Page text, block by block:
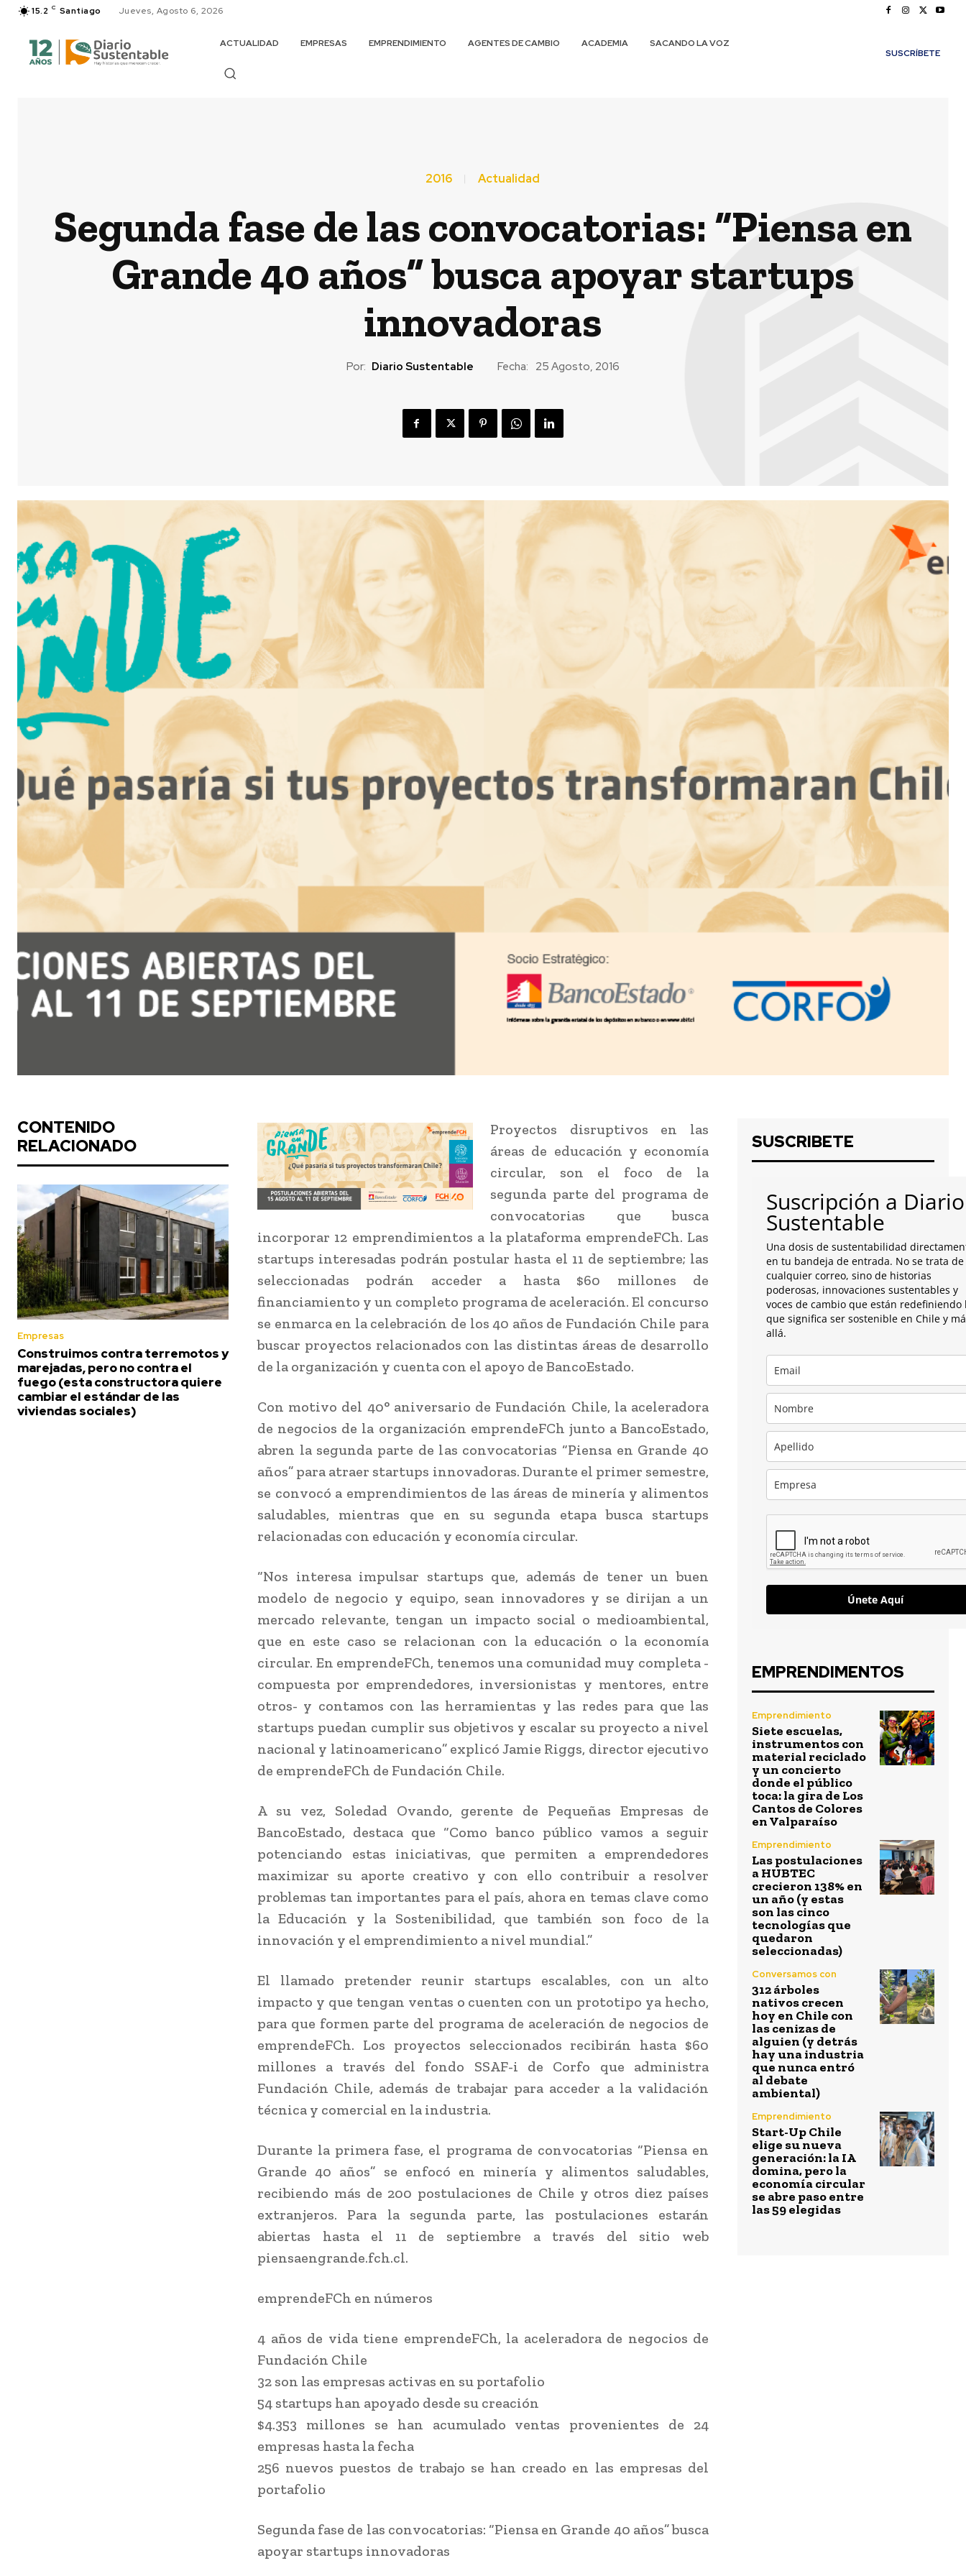
15.2 C Santiago Jueves, Agosto 6, 2026
ACTUALIDAD EMPRESAS EMPRENDIMIENTO AGENTES DE CAMBIO ACADEMIA
SACANDO LA VOZ
SUSCRÍBETE
2016 Actualidad
Segunda fase de las convocatorias: “Piensa en
Grande 40 años” busca apoyar startups
innovadoras
Por: Diario Sustentable Fecha: 25 Agosto, 2016
CONTENIDO
RELACIONADO
Empresas
Construimos contra terremotos y
marejadas, pero no contra el
fuego (esta constructora quiere
cambiar el estándar de las
viviendas sociales)
Proyectos disruptivos en las
áreas de educación y economía
circular, son el foco de la
segunda parte del programa de
convocatorias que busca
incorporar 12 emprendimientos a la plataforma emprendeFCh. Las
startups interesadas podrán postular hasta el 11 de septiembre; las
seleccionadas podrán acceder a hasta $60 millones de
financiamiento y un completo programa de aceleración. El concurso
se enmarca en la celebración de los 40 años de Fundación Chile para
buscar proyectos relacionados con las distintas áreas de desarrollo
de la organización y cuenta con el apoyo de BancoEstado.
Con motivo del 40° aniversario de Fundación Chile, la aceleradora
de negocios de la organización emprendeFCh junto a BancoEstado,
abren la segunda parte de las convocatorias “Piensa en Grande 40
años” para atraer startups innovadoras. Durante el primer semestre,
se convocó a emprendimientos de las áreas de minería y alimentos
saludables, mientras que en su segunda etapa busca startups
relacionadas con educación y economía circular.
“Nos interesa impulsar startups que, además de tener un buen
modelo de negocio y equipo, sean innovadores y se dirijan a un
mercado relevante, tengan un impacto social o medioambiental,
que en este caso se relacionan con la educación o la economía
circular. En emprendeFCh, tenemos una comunidad muy completa -
compuesta por emprendedores, inversionistas y mentores, entre
otros- y contamos con las herramientas y las redes para que las
startups puedan cumplir sus objetivos y escalar su proyecto a nivel
nacional y latinoamericano” explicó Jamie Riggs, director ejecutivo
de emprendeFCh de Fundación Chile.
A su vez, Soledad Ovando, gerente de Pequeñas Empresas de
BancoEstado, destaca que “Como banco público vamos a seguir
potenciando estas iniciativas, que permiten a emprendedores
maximizar su aporte creativo y con ello contribuir a resolver
problemas tan importantes para el país, ahora en temas clave como
la Educación y la Sostenibilidad, que también son foco de la
innovación y el emprendimiento a nivel mundial.”
El llamado pretender reunir startups escalables, con un alto
impacto y que tengan ventas o cuenten con un prototipo ya hecho,
para que formen parte del programa de aceleración de negocios de
emprendeFCh. Los proyectos seleccionados recibirán hasta $60
millones a través del fondo SSAF-i de Corfo que administra
Fundación Chile, además de trabajar para acceder a la validación
técnica y comercial en la industria.
Durante la primera fase, el programa de convocatorias “Piensa en
Grande 40 años” se enfocó en minería y alimentos saludables,
recibiendo más de 200 postulaciones de Chile y otros diez países
extranjeros. Para la segunda parte, las postulaciones estarán
abiertas hasta el 11 de septiembre a través del sitio web
piensaengrande.fch.cl.
emprendeFCh en números
4 años de vida tiene emprendeFCh, la aceleradora de negocios de
Fundación Chile
32 son las empresas activas en su portafolio
54 startups han apoyado desde su creación
$4.353 millones se han acumulado ventas provenientes de 24
empresas hasta la fecha
256 nuevos puestos de trabajo se han creado en las empresas del
portafolio
Segunda fase de las convocatorias: “Piensa en Grande 40 años” busca
apoyar startups innovadoras
SUSCRIBETE
Suscripción a Diario
Sustentable
Una dosis de sustentabilidad
en tu bandeja de entrada. No se trata de
cualquier correo, sino de historias
poderosas, innovaciones sustentables y
voces de cambio que están redefiniendo
que significa ser sostenible en Chile y
allá.
Únete Aquí
EMPRENDIMENTOS
Emprendimiento
Siete escuelas,
instrumentos con
material reciclado
y un concierto
donde el público
toca: la gira de Los
Cantos de Colores
en Valparaíso
Emprendimiento
Las postulaciones
a HUBTEC
crecieron 138% en
un año (y estas
son las cinco
tecnologías que
quedaron
seleccionadas)
Conversamos con
312 árboles
nativos crecen
hoy en Chile con
las cenizas de
alguien (y detrás
hay una industria
que nunca entró
al debate
ambiental)
Emprendimiento
Start-Up Chile
elige su nueva
generación: la IA
domina, pero la
economía circular
se abre paso entre
las 59 elegidas